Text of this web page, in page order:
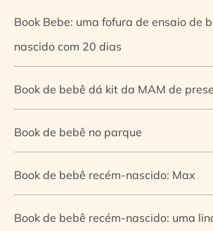
Book Bebe: uma fofura de ensaio de
nascido com 20 dias
Book de bebê dá kit da MAM de
Book de bebê no parque
Book de bebê recém-nascido: Max
Book de bebê recém-nascido: uma